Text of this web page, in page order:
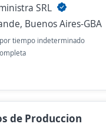
SRL
Buenos Aires-GBA
tiempo indeterminado
de Produccion